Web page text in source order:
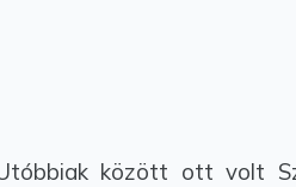
között ott volt